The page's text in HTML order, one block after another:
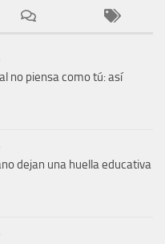
no piensa como tú: así
dejan una huella educativa